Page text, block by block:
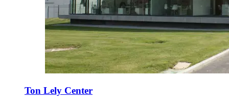
Ton Lely Center